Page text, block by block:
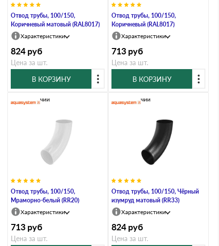
Отвод трубы, 100/150,
Коричневый матовый (RAL8017)
Характеристики
824 руб
Цена за шт.
В КОРЗИНУ
Отвод трубы, 100/150,
Коричневый (RAL8017)
Характеристики
713 руб
Цена за шт.
В КОРЗИНУ
Отвод трубы, 100/150,
Мраморно-белый (RR20)
В наличии
Характеристики
713 руб
Цена за шт.
Отвод трубы, 100/150, Чёрный
изумруд матовый (RR33)
В наличии
Характеристики
824 руб
Цена за шт.